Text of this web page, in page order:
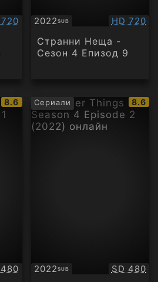
2022SUB
Субтитри HD 720
Странни Неща -
Сезон 4 Епизод 9
IMDb
рейтинг:
8.6 Сериали
IMDb
8.6
2022SUB
Субтитри SD 480